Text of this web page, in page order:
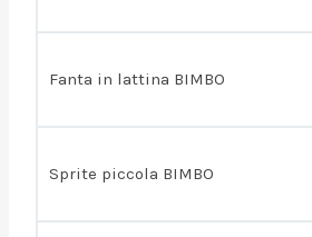
Fanta in lattina BIMBO
Sprite piccola BIMBO